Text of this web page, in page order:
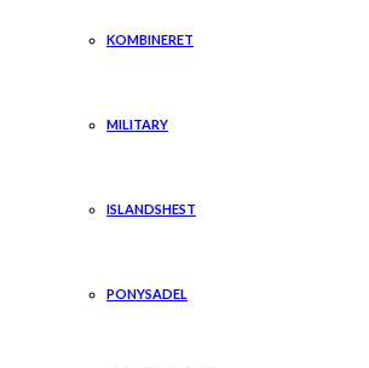
KOMBINERET
MILITARY
ISLANDSHEST
PONYSADEL